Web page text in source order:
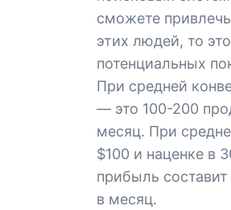
сможете
этих людей, то
потенциальных
При средней
— это 100-200
месяц. При
$100 и наценке в
прибыль
в месяц.